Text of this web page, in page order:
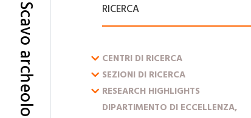
RICERCA
ESPANDI IL MENU
CENTRI DI RICERCA
ESPANDI IL MENU
SEZIONI DI RICERCA
ESPANDI IL MENU
RESEARCH HIGHLIGHTS
DIPARTIMENTO DI ECCELLENZA,